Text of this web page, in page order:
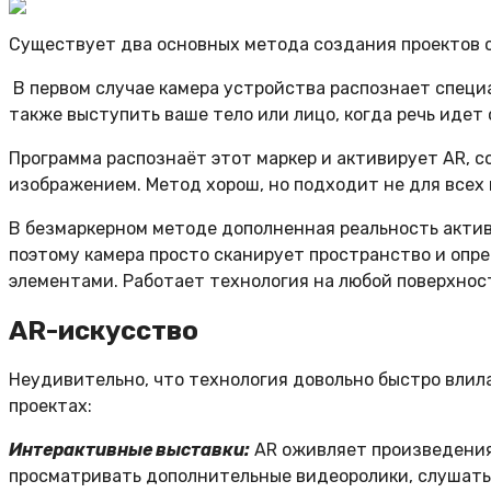
Существует два основных метода создания проектов
В первом случае камера устройства распознает
также выступить ваше тело или лицо, когда речь идет
Программа распознаёт этот маркер и активирует AR,
изображением. Метод хорош, но подходит не для всех
В безмаркерном методе дополненная реальность
поэтому камера просто сканирует пространство и
элементами. Работает технология на любой
AR-искусство
Неудивительно, что технология довольно быстро
проектах:
Интерактивные выставки: AR оживляет
просматривать дополнительные видеоролики,